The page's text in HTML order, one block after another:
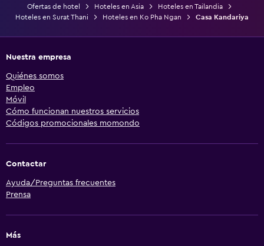
Ofertas de hotel Hoteles en Asia
Hoteles en Tailandia
Hoteles en Surat Thani
Hoteles en Ko Pha Ngan Casa Kandariya
Nuestra empresa
Quiénes somos
Empleo
Móvil
Cómo funcionan nuestros servicios
Códigos promocionales momondo
Contactar
Ayuda/Preguntas frecuentes
Prensa
Más